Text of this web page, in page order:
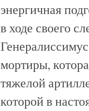
энергичная
в ходе своего
мортиры,
тяжелой
которой в